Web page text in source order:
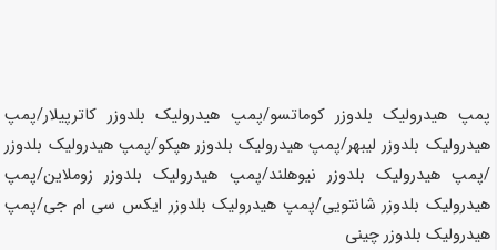
پمپ هیدرولیک بلدوزر کوماتسو/پمپ هیدرولیک بلدوزر کاترپیلار/پمپ
هیدرولیک بلدوزر لیبهر/پمپ هیدرولیک بلدوزر هپکو/پمپ هیدرولیک بلدوزر
/پمپ هیدرولیک بلدوزر نیوهلند/پمپ هیدرولیک بلدوزر زوملاین/پمپ
هیدرولیک بلدوزر شانتویی/پمپ هیدرولیک بلدوزر ایکس سی ام جی/پمپ
هیدرولیک بلدوزر چینی